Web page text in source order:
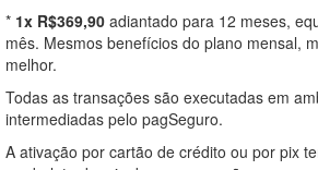
* 1x R$369,90 adiantado para 12 meses,
mês. Mesmos benefícios do plano mensal,
melhor.
Todas as transações são executadas em
intermediadas pelo pagSeguro.
A ativação por cartão de crédito ou por pix